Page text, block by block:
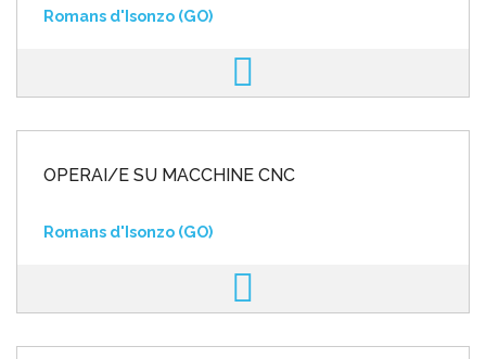
Romans d'Isonzo (GO)
OPERAI/E SU MACCHINE CNC
Romans d'Isonzo (GO)